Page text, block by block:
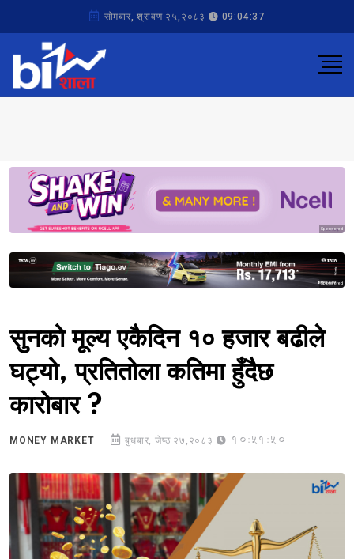
सोमबार, श्रावण २५,२०८३ 09:04:37
Sponsored
Sponsored
सुनको मूल्य एकैदिन १० हजार बढीले
घट्यो, प्रतितोला कतिमा हुँदैछ
कारोबार ?
MONEY MARKET बुधबार, जेष्ठ २७,२०८३ 10:51:50